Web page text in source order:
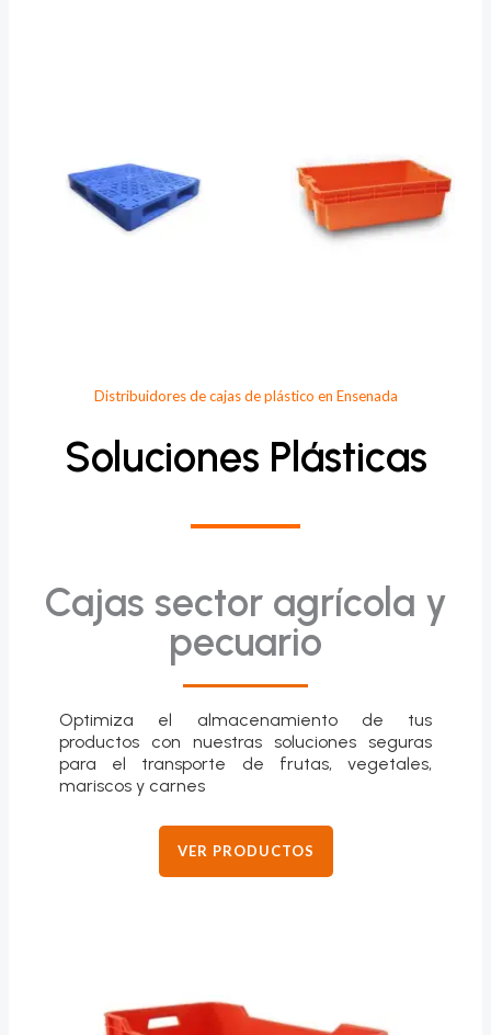
Distribuidores de cajas de plástico en Ensenada
Soluciones Plásticas
Cajas sector agrícola y
pecuario
Optimiza el almacenamiento de tus
productos con nuestras soluciones seguras
para el transporte de frutas, vegetales,
mariscos y carnes
VER PRODUCTOS